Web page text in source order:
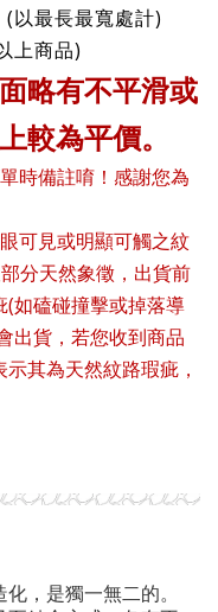
(以最長最寬處計)
上商品)
略有不平滑或
較為平價。
時備註唷！感謝您為
可見或明顯可觸之紋
分天然象徵， 出貨前
(如磕碰撞擊或掉落導
出貨， 若您收到商品
示其為天然紋路瑕疵，
，是獨一無二的。